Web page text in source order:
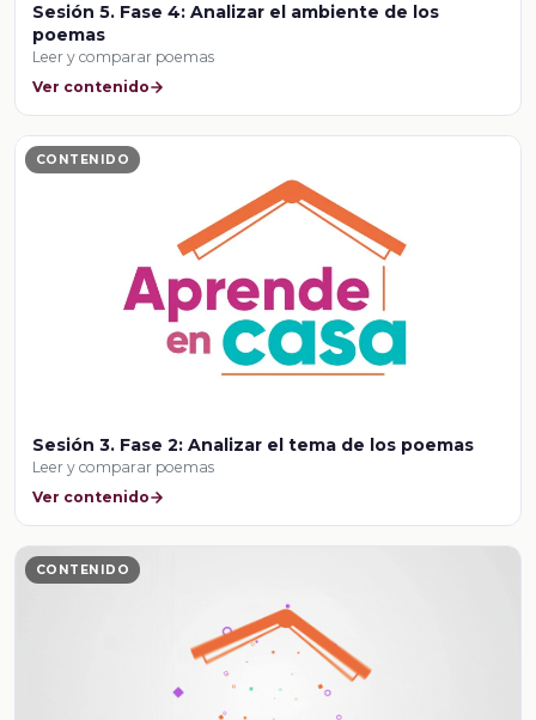
Sesión 5. Fase 4: Analizar el ambiente de los
poemas
Leer y comparar poemas
Ver contenido
CONTENIDO
Sesión 3. Fase 2: Analizar el tema de los poemas
Leer y comparar poemas
Ver contenido
CONTENIDO